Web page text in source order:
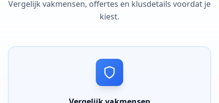
Vergelijk vakmensen, offertes en klusdetails voordat je
kiest.